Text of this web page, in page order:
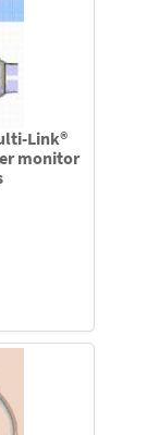
Link®
monitor